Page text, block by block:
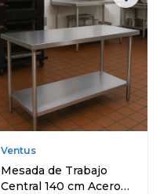
Ventus
Mesada de Trabajo
Central 140 cm Acero